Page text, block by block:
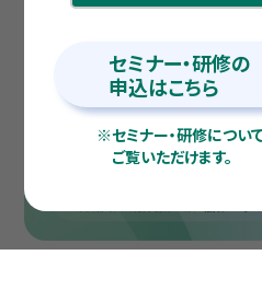
セミナー・研修の
申込はこちら
※セミナー・研修につい
ご覧いただけます。